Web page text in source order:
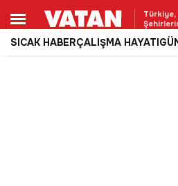
Türkiye,
SICAK HABERÇALIŞMA HAYATI